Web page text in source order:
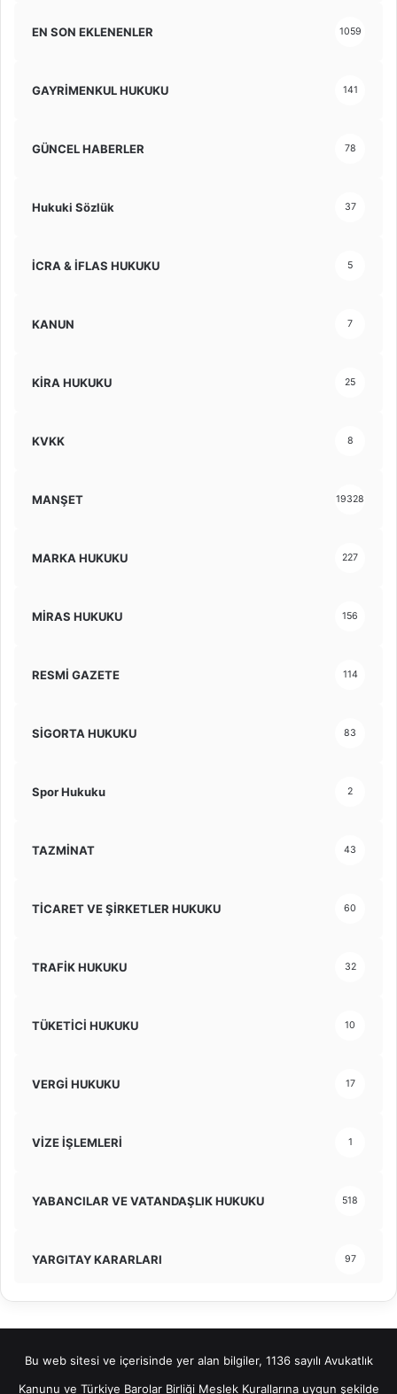
EN SON EKLENENLER 1059
GAYRİMENKUL HUKUKU 141
GÜNCEL HABERLER 78
Hukuki Sözlük 37
İCRA & İFLAS HUKUKU 5
KANUN 7
KİRA HUKUKU 25
KVKK 8
MANŞET 19328
MARKA HUKUKU 227
MİRAS HUKUKU 156
RESMİ GAZETE 114
SİGORTA HUKUKU 83
Spor Hukuku 2
TAZMİNAT 43
TİCARET VE ŞİRKETLER HUKUKU 60
TRAFİK HUKUKU 32
TÜKETİCİ HUKUKU 10
VERGİ HUKUKU 17
VİZE İŞLEMLERİ 1
YABANCILAR VE VATANDAŞLIK HUKUKU 518
YARGITAY KARARLARI 97
Bu web sitesi ve içerisinde yer alan bilgiler, 1136 sayılı Avukatlık
Kanunu ve Türkiye Barolar Birliği Meslek Kurallarına uygun şekilde